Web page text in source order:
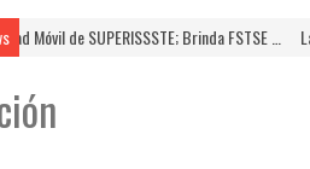
Brinda FSTSE … La FSTSE es